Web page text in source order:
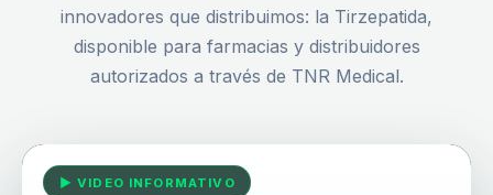
innovadores que distribuimos: la Tirzepatida,
disponible para farmacias y distribuidores
autorizados a través de TNR Medical.
▶ VIDEO INFORMATIVO